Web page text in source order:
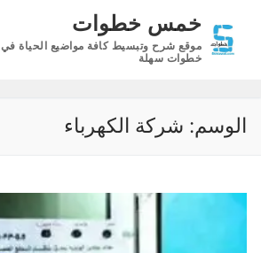
المحتوى
خمس خطوات
موقع شرح وتبسيط كافة مواضيع الحياة في
خطوات سهلة
الوسم: شركة الكهرباء